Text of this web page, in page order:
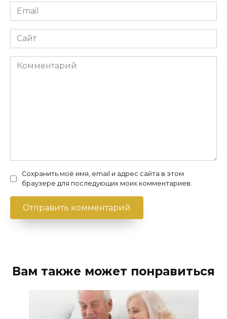
Email
*
Сайт
Комментарий
Сохранить моё имя, email и адрес сайта в этом
браузере для последующих моих комментариев.
Вам также может понравиться